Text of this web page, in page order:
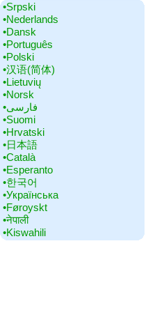
•‎Srpski
•‎Nederlands
•‎Dansk
•‎Português
•‎Polski
•‎汉语(简体)
•‎Lietuvių
•‎Norsk
•‎فارسی
•‎Suomi
•‎Hrvatski
•‎日本語
•‎Català
•‎Esperanto
•‎한국어
•‎Українська
•‎Føroyskt
•‎नेपाली
•‎Kiswahili